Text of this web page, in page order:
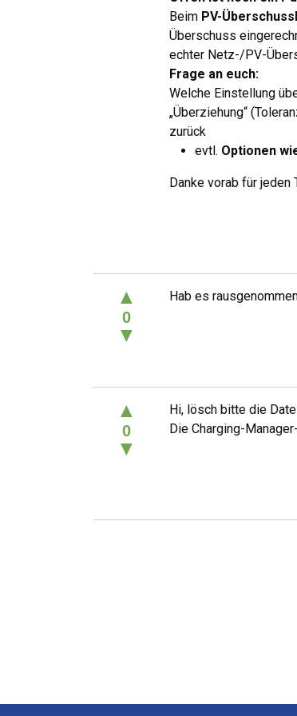
Beim PV-
Überschuss
echter Netz-/PV-
Frage an euch:
Welche Einstellung
„Überziehung“
zurück
evtl. Optionen
Danke vorab für jeden
▲
0
▼
Hab es
▲
0
▼
Hi, lösch bitte die
Die Charging-